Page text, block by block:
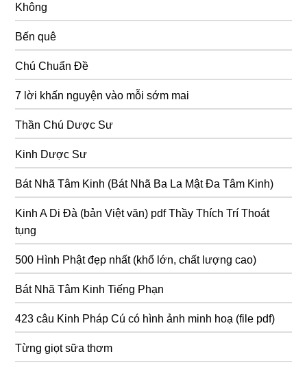
Không
Bến quê
Chú Chuẩn Đề
7 lời khấn nguyện vào mỗi sớm mai
Thần Chú Dược Sư
Kinh Dược Sư
Bát Nhã Tâm Kinh (Bát Nhã Ba La Mật Đa Tâm Kinh)
Kinh A Di Đà (bản Việt văn) pdf Thầy Thích Trí Thoát
tụng
500 Hình Phật đẹp nhất (khổ lớn, chất lượng cao)
Bát Nhã Tâm Kinh Tiếng Phạn
423 câu Kinh Pháp Cú có hình ảnh minh hoạ (file pdf)
Từng giọt sữa thơm